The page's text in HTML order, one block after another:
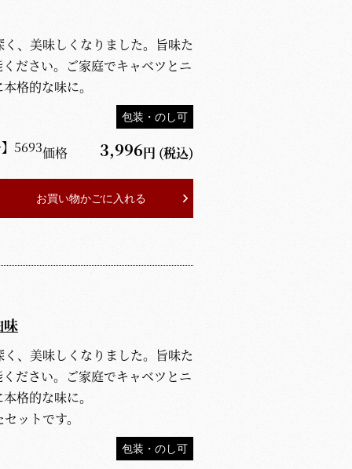
、美味しくなりました。旨味た
ださい。ご家庭でキャベツとニ
格的な味に。
包装・のし可
5693価格 3,996円 (税込)
お買い物かごに入れる
味
、美味しくなりました。旨味た
ださい。ご家庭でキャベツとニ
格的な味に。
ットです。
包装・のし可